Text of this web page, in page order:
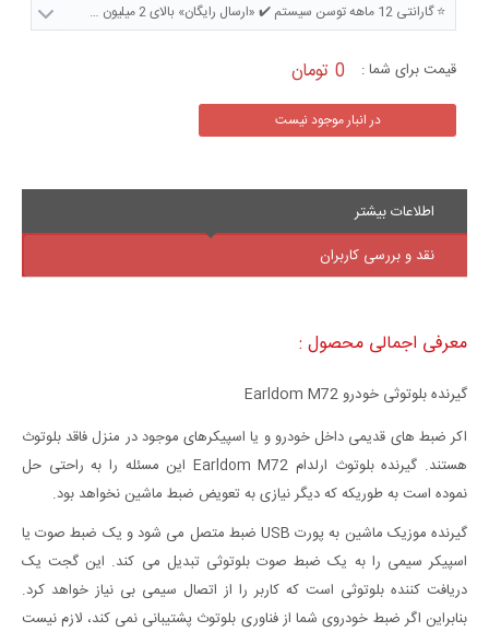
⭐ گارانتی 12 ماهه توسن سیستم ✔️ «ارسال رایگان» بالای 2 میلیون تومان
قیمت برای شما : 0 تومان
در انبار موجود نیست
اطلاعات بیشتر
نقد و بررسی کاربران
معرفی اجمالی محصول :
گیرنده بلوتوثی خودرو Earldom M72
اکر ضبط های قدیمی داخل خودرو و یا اسپیکرهای موجود در منزل فاقد بلوتوث
هستند. گیرنده بلوتوث ارلدام Earldom M72 این مسئله را به راحتی حل
نموده است به طوریکه که دیگر نیازی به تعویض ضبط ماشین نخواهد بود.
گیرنده موزیک ماشین به پورت USB ضبط متصل می شود و یک ضبط صوت یا
اسپیکر سیمی را به یک ضبط صوت بلوتوثی تبدیل می کند. این گجت یک
دریافت کننده بلوتوثی است که کاربر را از اتصال سیمی بی نیاز خواهد کرد.
بنابراین اگر ضبط خودروی شما از فناوری بلوتوث پشتیبانی نمی کند، لازم نیست